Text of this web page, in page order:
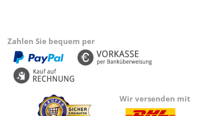
Zahlen Sie bequem per
Wir versenden mit